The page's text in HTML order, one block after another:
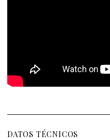
DATOS TÉCNICOS